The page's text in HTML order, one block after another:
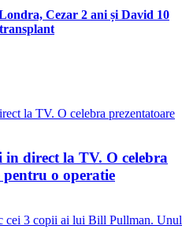
Cezar 2 ani și David 10
direct la TV. O celebra
pentru o operatie